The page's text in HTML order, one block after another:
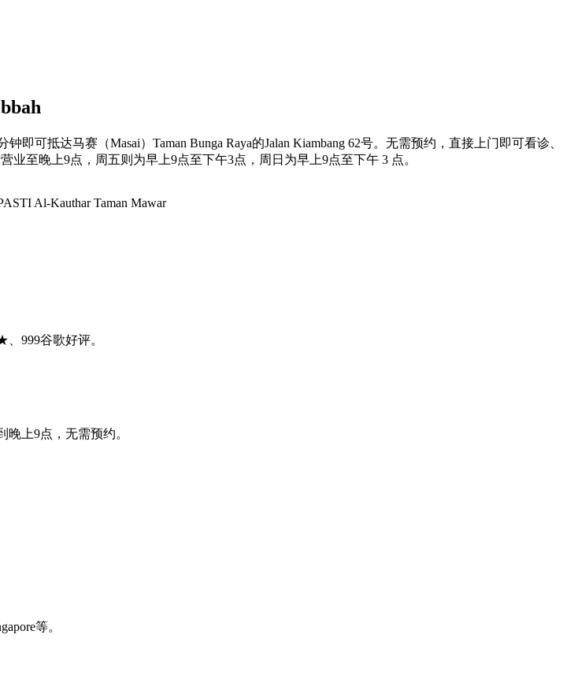
即可抵达马赛（Masai）Taman Bunga Raya的Jalan Kiambang 62号。无需预约，直接上门即可看诊、
至晚上9点，周五则为早上9点至下午3点，周日为早上9点至下午 3 点。
Al-Kauthar Taman Mawar
999谷歌好评。
上9点，无需预约。
等。